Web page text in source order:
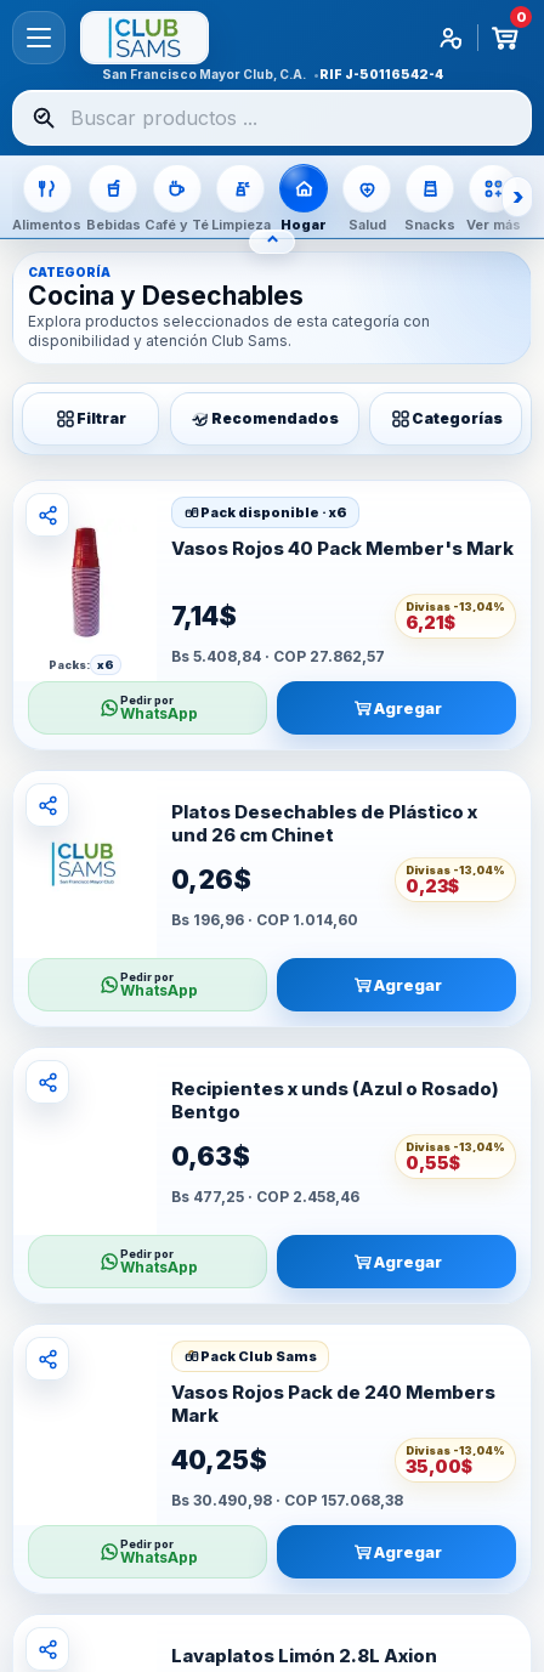
0
San Francisco Mayor Club, C.A. RIF J-50116542-4
Buscar
productos
Alimentos Bebidas Café y Té Limpieza Hogar Salud Snacks Ver más
⌃OCULTAR CATEGORÍAS
CATEGORÍA
Cocina y Desechables
Explora productos seleccionados de esta categoría con
disponibilidad y atención Club Sams.
Filtrar Recomendados Categorías
Packs: x6
Pack disponible · x6
Vasos Rojos 40 Pack Member's Mark
7,14$ Divisas -13,04%
6,21$
Bs 5.408,84 · COP 27.862,57
Pedir por
WhatsApp Agregar
Platos Desechables de Plástico x
und 26 cm Chinet
0,26$ Divisas -13,04%
0,23$
Bs 196,96 · COP 1.014,60
Pedir por
WhatsApp Agregar
Recipientes x unds (Azul o Rosado)
Bentgo
0,63$ Divisas -13,04%
0,55$
Bs 477,25 · COP 2.458,46
Pedir por
WhatsApp Agregar
Pack Club Sams
Vasos Rojos Pack de 240 Members
Mark
40,25$ Divisas -13,04%
35,00$
Bs 30.490,98 · COP 157.068,38
Pedir por
WhatsApp Agregar
Lavaplatos Limón 2.8L Axion